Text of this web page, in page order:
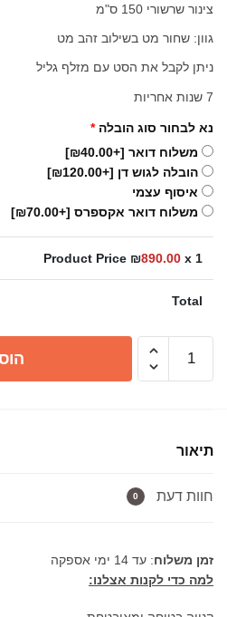
צינור שרשורי 150 ס"מ
גוון: שחור מט בשילוב זהב מט
ניתן לקבל את הסט עם מזלף גליל
7 שנות אחריות
נא לבחור סוג הובלה *
משלוח דואר [+₪40.00]
הובלה לגוש דן [+₪120.00]
איסוף עצמי
משלוח דואר אקספרס [+₪70.00]
Product Price ₪890.00 x 1
Total
כולל
עגול
בשילוב
שחור
תיאור
חוות דעת 0
זמן משלוח: עד 14 ימי אספקה
למה כדי לקנות אצלנו: